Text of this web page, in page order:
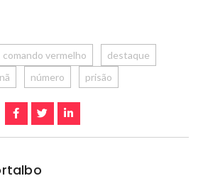
comando vermelho
destaque
número prisão